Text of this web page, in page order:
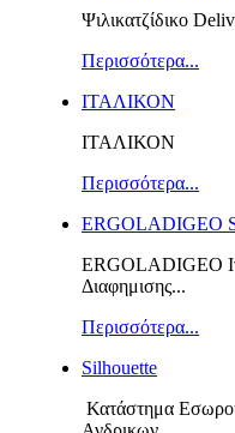
Ψιλικατζίδικο
Περισσότερα...
ΙΤΑΛΙΚΟΝ
ΙΤΑΛΙΚΟΝ
Περισσότερα...
ERGOLADIGEO
ERGOLADIGEO
Διαφημισης...
Περισσότερα...
Silhouette
Κατάστημα